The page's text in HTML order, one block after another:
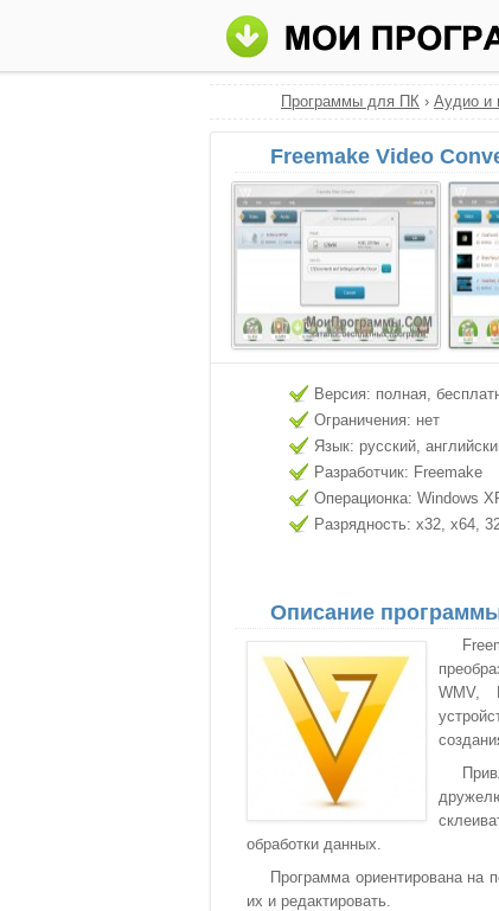
Программы для ПК › Аудио и
Freemake Video
Версия: полная,
Ограничения: нет
Язык: русский,
Разработчик: Freemake
Операционка: Windows
Разрядность: x32, x64,
Описание
WMV,
обработки данных.
Программа ориентирована на
их и редактировать.